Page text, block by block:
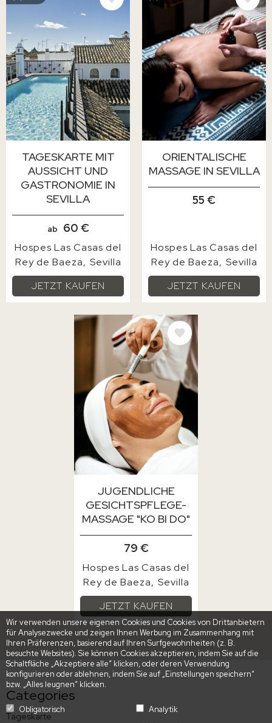
Wir verwenden unsere eigenen Cookies und Cookies von Drittanbietern
für Analysezwecke und zeigen Ihnen Werbung im Zusammenhang mit
Ihren Präferenzen, basierend auf Ihren Surfgewohnheiten (z. B.
besuchte Websites). Sie können Cookies akzeptieren, indem Sie auf die
Schaltfläche „Akzeptiere alle“ klicken, oder deren Verwendung
konfigurieren oder ablehnen, indem Sie auf „Einstellungen speichern“
bzw. „Alles leugnen“ klicken.
Obligatorisch
Analytik
TAGESKARTE MIT
AUSSICHT UND
GASTRONOMIE IN
SEVILLA
ab 60 €
Hospes Las Casas del
Rey de Baeza
Sevilla
JETZT KAUFEN
ORIENTALISCHE
MASSAGE IN SEVILLA
55 €
Hospes Las Casas del
Rey de Baeza
Sevilla
JETZT KAUFEN
BILD
JUGENDLICHE
GESICHTSPFLEGE-
MASSAGE "KO BI DO"
79 €
Hospes Las Casas del
Rey de Baeza
Sevilla
JETZT KAUFEN
Categories
Tageskarte